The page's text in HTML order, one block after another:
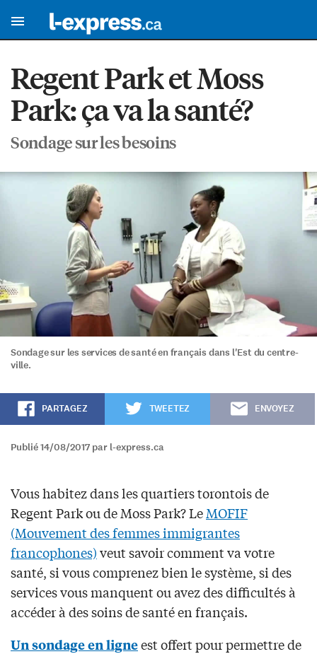
Regent Park et Moss
Park: ça va la santé?
Sondage sur les besoins
Sondage sur les services de santé en français dans l'Est du centre-
ville.
PARTAGEZ TWEETEZ ENVOYEZ
Publié 14/08/2017 par l-express.ca
Vous habitez dans les quartiers torontois de
Regent Park ou de Moss Park? LeMOFIF
(Mouvement des femmes immigrantes
francophones)veut savoir comment va votre
santé, si vous comprenez bien le système, si des
services vous manquent ou avez des difficultés à
accéder à des soins de santé en français.
Un sondage en ligneest offert pour permettre de